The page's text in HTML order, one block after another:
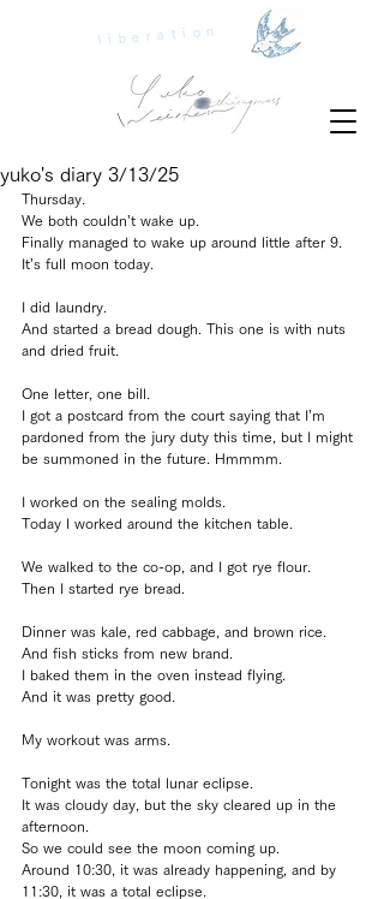
liberation
yuko's diary 3/13/25
Thursday.
We both couldn’t wake up.
Finally managed to wake up around little after 9.
It’s full moon today.
I did laundry.
And started a bread dough. This one is with nuts
and dried fruit.
One letter, one bill.
I got a postcard from the court saying that I’m
pardoned from the jury duty this time, but I might
be summoned in the future. Hmmmm.
I worked on the sealing molds.
Today I worked around the kitchen table.
We walked to the co-op, and I got rye flour.
Then I started rye bread.
Dinner was kale, red cabbage, and brown rice.
And fish sticks from new brand.
I baked them in the oven instead flying.
And it was pretty good.
My workout was arms.
Tonight was the total lunar eclipse.
It was cloudy day, but the sky cleared up in the
afternoon.
So we could see the moon coming up.
Around 10:30, it was already happening, and by
11:30, it was a total eclipse.